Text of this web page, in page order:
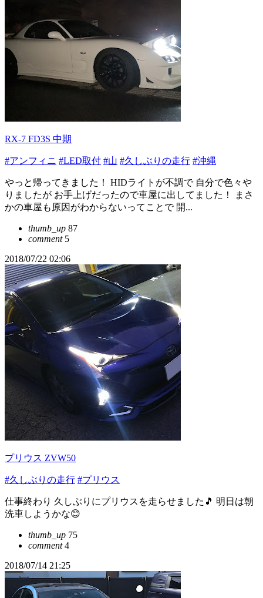
RX-7 FD3S 中期
#アンフィニ #LED取付 #山 #久しぶりの走行 #沖縄
やっと帰ってきました！ HIDライトが不調で 自分で色々や
りましたが お手上げだったので車屋に出してました！ まさ
かの車屋も原因がわからないってことで 開...
thumb_up 87
comment5
2018/07/22 02:06
プリウス ZVW50
#久しぶりの走行 #プリウス
仕事終わり 久しぶりにプリウスを走らせました🎵 明日は朝
洗車しようかな😊
thumb_up 75
comment4
2018/07/14 21:25